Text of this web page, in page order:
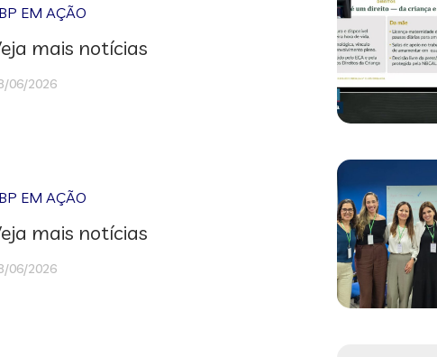
EM AÇÃO
mais notícias
06/2026
EM AÇÃO
mais notícias
06/2026